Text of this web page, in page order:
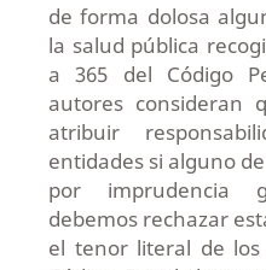
de forma dolosa
la salud pública
a 365 del Código
autores consideran
atribuir
entidades si alguno
por imprudencia
debemos rechazar
el tenor literal de los